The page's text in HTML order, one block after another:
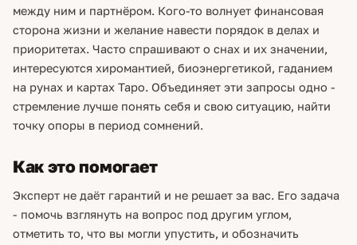
между ним и партнёром. Кого-то волнует финансовая
сторона жизни и желание навести порядок в делах и
приоритетах. Часто спрашивают о снах и их значении,
интересуются хиромантией, биоэнергетикой, гаданием
на рунах и картах Таро. Объединяет эти запросы одно -
стремление лучше понять себя и свою ситуацию, найти
точку опоры в период сомнений.
Как это помогает
Эксперт не даёт гарантий и не решает за вас. Его задача
- помочь взглянуть на вопрос под другим углом,
отметить то, что вы могли упустить, и обозначить